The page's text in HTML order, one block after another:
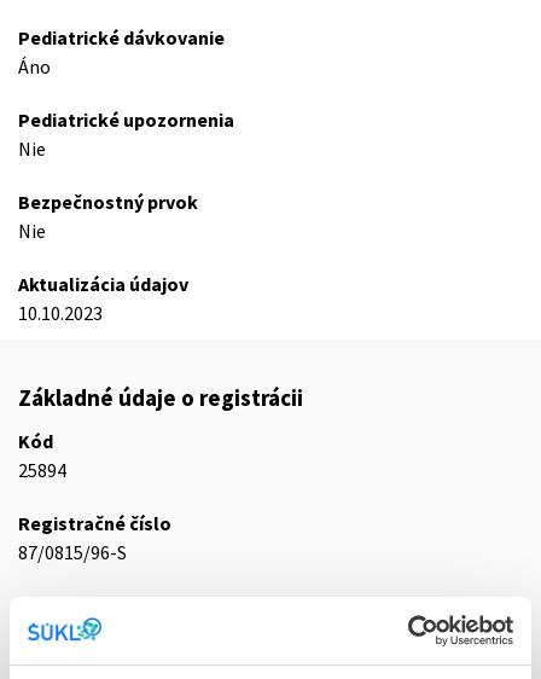
Pediatrické dávkovanie
Áno
Pediatrické upozornenia
Nie
Bezpečnostný prvok
Nie
Aktualizácia údajov
10.10.2023
Základné údaje o registrácii
Kód
25894
Registračné číslo
87/0815/96-S
cps mol 200x160 mg/120 mg (blis.PVC/PVDC/Al)